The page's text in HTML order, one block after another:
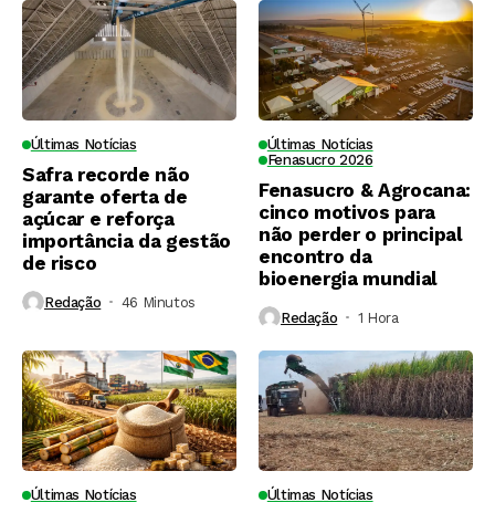
Últimas Notícias
Safra recorde não
garante oferta de
açúcar e reforça
importância da gestão
de risco
Redação 46 Minutos ⁮
Últimas Notícias
Fenasucro 2026
Fenasucro & Agrocana:
cinco motivos para
não perder o principal
encontro da
bioenergia mundial
Redação 1 Hora ⁮
Últimas Notícias Últimas Notícias